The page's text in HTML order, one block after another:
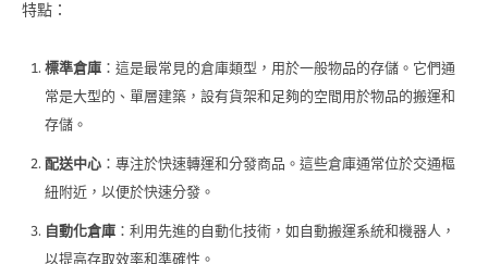
特點：
標準倉庫 ：這是最常見的倉庫類型，用於一般物品的存儲。它們通
常是大型的、單層建築，設有貨架和足夠的空間用於物品的搬運和
存儲。
配送中心 ：專注於快速轉運和分發商品。這些倉庫通常位於交通樞
紐附近，以便於快速分發。
自動化倉庫 ：利用先進的自動化技術，如自動搬運系統和機器人，
以提高存取效率和準確性。